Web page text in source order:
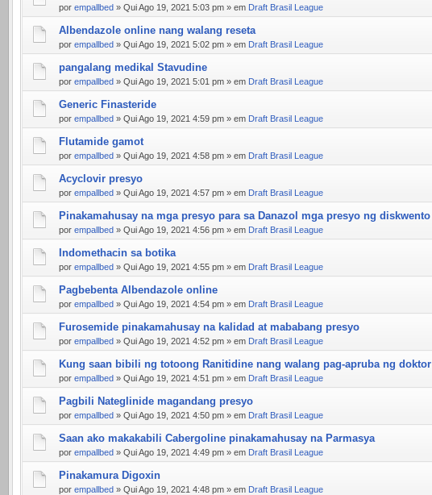
por empallbed » Qui Ago 19, 2021 5:03 pm » em Draft Brasil League
Albendazole online nang walang reseta
por empallbed » Qui Ago 19, 2021 5:02 pm » em Draft Brasil League
pangalang medikal Stavudine
por empallbed » Qui Ago 19, 2021 5:01 pm » em Draft Brasil League
Generic Finasteride
por empallbed » Qui Ago 19, 2021 4:59 pm » em Draft Brasil League
Flutamide gamot
por empallbed » Qui Ago 19, 2021 4:58 pm » em Draft Brasil League
Acyclovir presyo
por empallbed » Qui Ago 19, 2021 4:57 pm » em Draft Brasil League
Pinakamahusay na mga presyo para sa Danazol mga presyo ng diskwento
por empallbed » Qui Ago 19, 2021 4:56 pm » em Draft Brasil League
Indomethacin sa botika
por empallbed » Qui Ago 19, 2021 4:55 pm » em Draft Brasil League
Pagbebenta Albendazole online
por empallbed » Qui Ago 19, 2021 4:54 pm » em Draft Brasil League
Furosemide pinakamahusay na kalidad at mababang presyo
por empallbed » Qui Ago 19, 2021 4:52 pm » em Draft Brasil League
Kung saan bibili ng totoong Ranitidine nang walang pag-apruba ng doktor
por empallbed » Qui Ago 19, 2021 4:51 pm » em Draft Brasil League
Pagbili Nateglinide magandang presyo
por empallbed » Qui Ago 19, 2021 4:50 pm » em Draft Brasil League
Saan ako makakabili Cabergoline pinakamahusay na Parmasya
por empallbed » Qui Ago 19, 2021 4:49 pm » em Draft Brasil League
Pinakamura Digoxin
por empallbed » Qui Ago 19, 2021 4:48 pm » em Draft Brasil League